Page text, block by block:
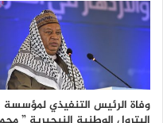
وفاة الرئيس التنفيذي لمؤسسة